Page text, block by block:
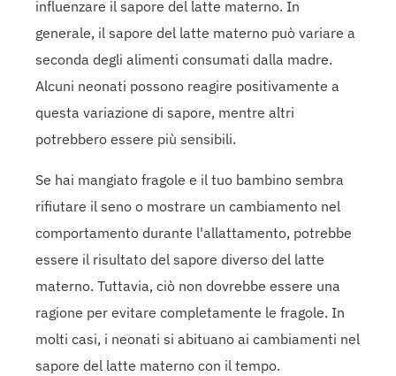
influenzare il sapore del latte materno. In
generale, il sapore del latte materno può variare a
seconda degli alimenti consumati dalla madre.
Alcuni neonati possono reagire positivamente a
questa variazione di sapore, mentre altri
potrebbero essere più sensibili.
Se hai mangiato fragole e il tuo bambino sembra
rifiutare il seno o mostrare un cambiamento nel
comportamento durante l'allattamento, potrebbe
essere il risultato del sapore diverso del latte
materno. Tuttavia, ciò non dovrebbe essere una
ragione per evitare completamente le fragole. In
molti casi, i neonati si abituano ai cambiamenti nel
sapore del latte materno con il tempo.